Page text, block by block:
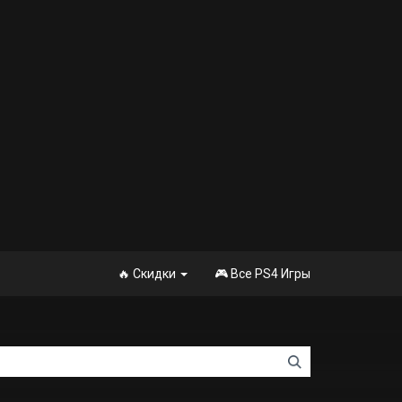
🔥 Скидки 🎮 Все PS4 Игры